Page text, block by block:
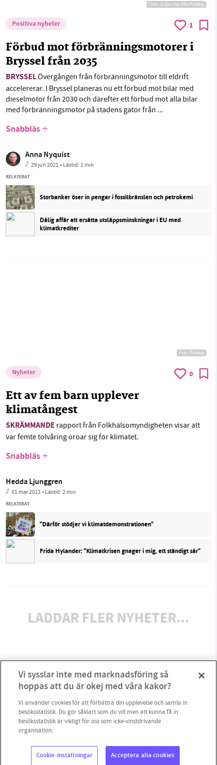
Foto:Ji-Sun Yoo från Pixabay
Positiva nyheter 1
Förbud mot förbränningsmotorer i
Bryssel från 2035
BRYSSELÖvergången från förbränningsmotor till eldrift
accelererar. I Bryssel planeras nu ett förbud mot bilar med
dieselmotor från 2030 och därefter ett förbud mot alla bilar
med förbränningsmotor på stadens gator från ...
Snabbläs
Anna Nyquist
29 jun 2021• Lästid:2 min
RELATERAT
Storbanker öser in pengar i fossilbränslen och petrokemi
Dålig affär att ersätta utsläppsminskningar i EU med
klimatkrediter
Foto:Pixabay
Nyheter 0
Ett av fem barn upplever
klimatångest
SKRÄMMANDE rapport från Folkhälsomyndigheten visar att
var femte tolvåring oroar sig för klimatet.
Snabbläs
Hedda Ljunggren
01 mar 2021• Lästid:2 min
RELATERAT
”Därför stödjer vi klimatdemonstrationen”
Frida Hylander: ”Klimatkrisen gnager i mig, ett ständigt sår”
LADDAR FLER NYHETER...
Copyright 2023 © Supermiljöbloggen
Vi sysslar inte med marknadsföring så
hoppas att du är okej med våra kakor?
Vi använder cookies för att förbättra din upplevelse och samla in
besöksstatistik. Du gör såklart som du vill men att kunna få in
besöksstatistik är viktigt för oss som icke-vinstdrivande
organisation.
Cookie-inställningar Acceptera alla cookies